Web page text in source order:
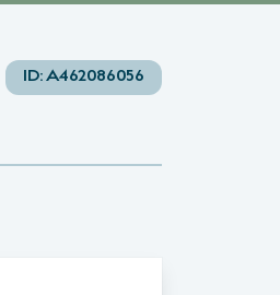
ID:A462086056